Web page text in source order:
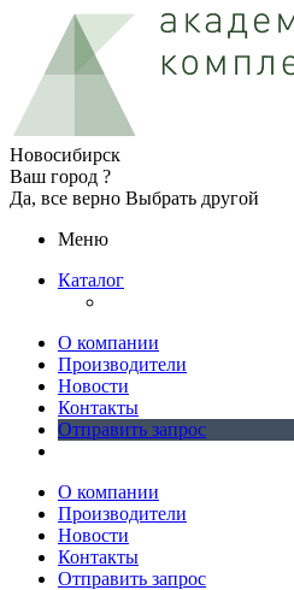
Новосибирск
Ваш город ?
Да, все верно Выбрать другой
Меню
Каталог
О компании
Производители
Новости
Контакты
Отправить запрос
О компании
Производители
Новости
Контакты
Отправить запрос